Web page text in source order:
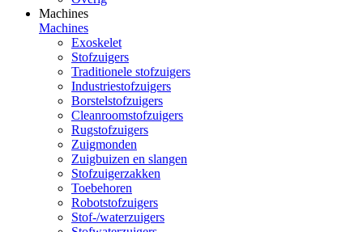
Machines
Machines
Exoskelet
Stofzuigers
Traditionele stofzuigers
Industriestofzuigers
Borstelstofzuigers
Cleanroomstofzuigers
Rugstofzuigers
Zuigmonden
Zuigbuizen en slangen
Stofzuigerzakken
Toebehoren
Robotstofzuigers
Stof-/waterzuigers